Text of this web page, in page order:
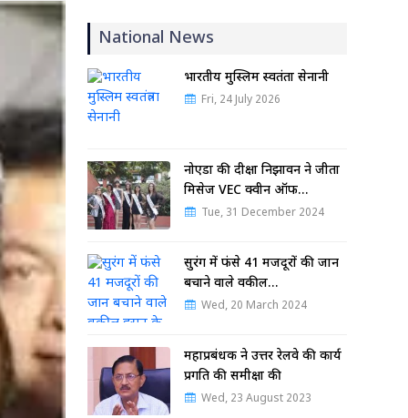
National News
भारतीय मुस्लिम स्वतंत्रता सेनानी
Fri, 24 July 2026
नोएडा की दीक्षा निझावन ने जीता
मिसेज VEC क्वीन ऑफ…
Tue, 31 December 2024
सुरंग में फंसे 41 मजदूरों की जान
बचाने वाले वकील…
Wed, 20 March 2024
महाप्रबंधक ने उत्तर रेलवे की कार्य
प्रगति की समीक्षा की
Wed, 23 August 2023